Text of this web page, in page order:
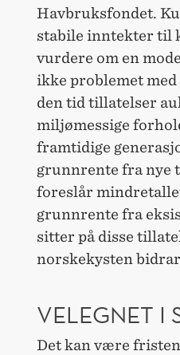
Havbruksfondet.
stabile inntekter til
vurdere om en
ikke problemet
den tid tillatelser
miljømessige
framtidige
grunnrente fra nye
foreslår
grunnrente fra
sitter på disse
norskekysten
VELEGNET I
Det kan være